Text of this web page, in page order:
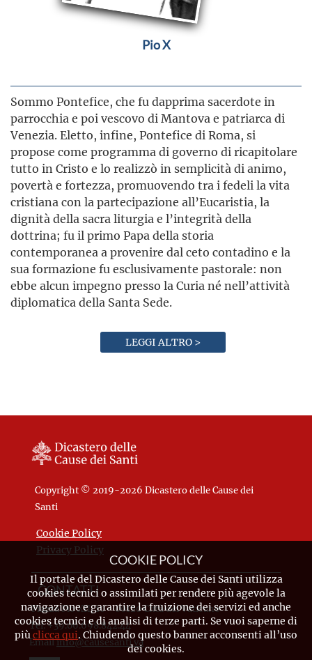
Pio X
Sommo Pontefice, che fu dapprima sacerdote in
parrocchia e poi vescovo di Mantova e patriarca di
Venezia. Eletto, infine, Pontefice di Roma, si
propose come programma di governo di ricapitolare
tutto in Cristo e lo realizzò in semplicità di animo,
povertà e fortezza, promuovendo tra i fedeli la vita
cristiana con la partecipazione all’Eucaristia, la
dignità della sacra liturgia e l’integrità della
dottrina; fu il primo Papa della storia
contemporanea a provenire dal ceto contadino e la
sua formazione fu esclusivamente pastorale: non
ebbe alcun impegno presso la Curia né nell’attività
diplomatica della Santa Sede.
LEGGI ALTRO >
Copyright © 2019-2026 Dicastero delle Cause dei
Santi
Cookie Policy
Privacy Policy
CONTATTI
Piazza Pio XII, 10 - 00120 Città del Vaticano
Tel. +39.06.698.842.44
Emailinfo@causesanti.va
COOKIE POLICY
Il portale del Dicastero delle Cause dei Santi utilizza
cookies tecnici o assimilati per rendere più agevole la
navigazione e garantire la fruizione dei servizi ed anche
cookies tecnici e di analisi di terze parti. Se vuoi saperne di
piùclicca qui. Chiudendo questo banner acconsenti all’uso
dei cookies.